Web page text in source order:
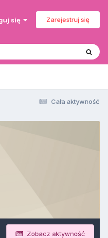
się Zarejestruj się
Cała aktywność
Zobacz aktywność